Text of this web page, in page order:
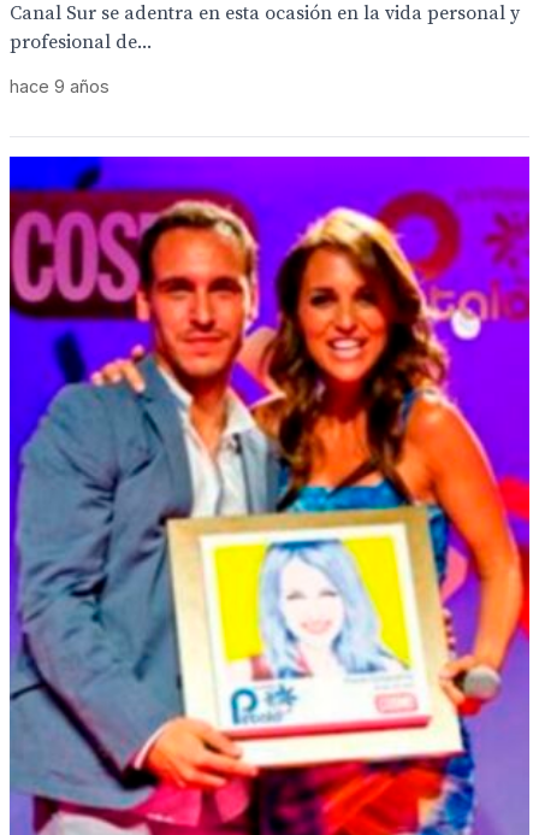
Canal Sur se adentra en esta ocasión en la vida personal y
profesional de...
hace 9 años